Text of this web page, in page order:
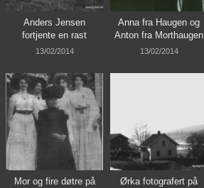
Anders Jensen
fortjente en rast
13/02/2014
Anna fra Haugen og
Anton fra Morthaugen
13/02/2014
Mor og fire døtre på
Ørka fotografert på